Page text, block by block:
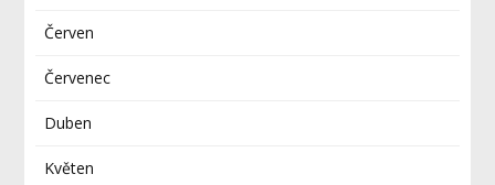
Červen
Červenec
Duben
Květen